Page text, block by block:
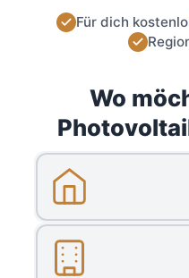
Für dich
Wo